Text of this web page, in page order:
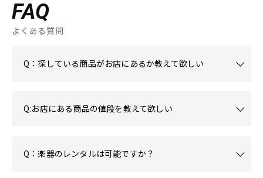
FAQ
よくある質問
Q：探している商品がお店にあるか教えて欲しい
Q:お店にある商品の値段を教えて欲しい
Q：楽器のレンタルは可能ですか？